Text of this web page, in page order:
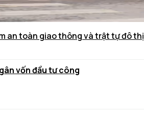
an toàn giao thông và trật tự đô thị
vốn đầu tư công